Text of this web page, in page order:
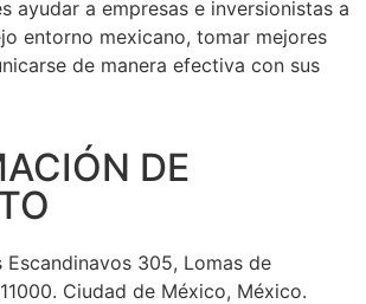
ayudar a empresas e inversionistas a
entorno mexicano, tomar mejores
de manera efectiva con sus
DE
Escandinavos 305, Lomas de
Ciudad de México, México.